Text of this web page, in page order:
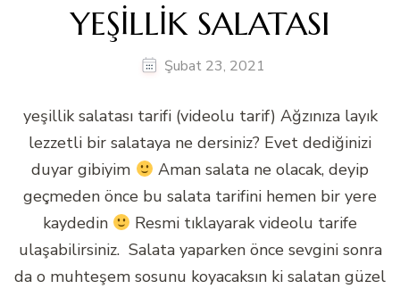
YEŞİLLİK SALATASI
Şubat 23, 2021
yeşillik salatası tarifi (videolu tarif) Ağzınıza layık
lezzetli bir salataya ne dersiniz? Evet dediğinizi
duyar gibiyim
Aman salata ne olacak, deyip
geçmeden önce bu salata tarifini hemen bir yere
kaydedin
Resmi tıklayarak videolu tarife
ulaşabilirsiniz. Salata yaparken önce sevgini sonra
da o muhteşem sosunu koyacaksın ki salatan güzel